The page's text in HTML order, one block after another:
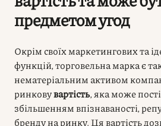
предметом угод
Окрім своїх маркетингових та
функцій, торговельна марка є
нематеріальним активом
ринковувартість, яка може
збільшенням впізнаваності,
бренду на ринку. Ця вартість